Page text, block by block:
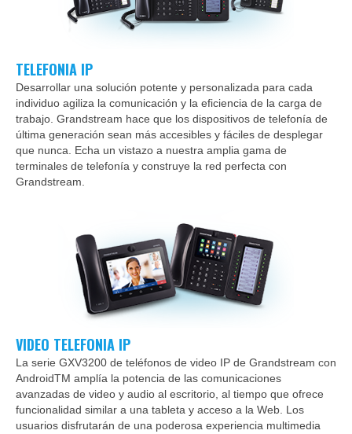
TELEFONIA IP
Desarrollar una solución potente y personalizada para cada
individuo agiliza la comunicación y la eficiencia de la carga de
trabajo. Grandstream hace que los dispositivos de telefonía de
última generación sean más accesibles y fáciles de desplegar
que nunca. Echa un vistazo a nuestra amplia gama de
terminales de telefonía y construye la red perfecta con
Grandstream.
VIDEO TELEFONIA IP
La serie GXV3200 de teléfonos de video IP de Grandstream con
AndroidTM amplía la potencia de las comunicaciones
avanzadas de video y audio al escritorio, al tiempo que ofrece
funcionalidad similar a una tableta y acceso a la Web. Los
usuarios disfrutarán de una poderosa experiencia multimedia